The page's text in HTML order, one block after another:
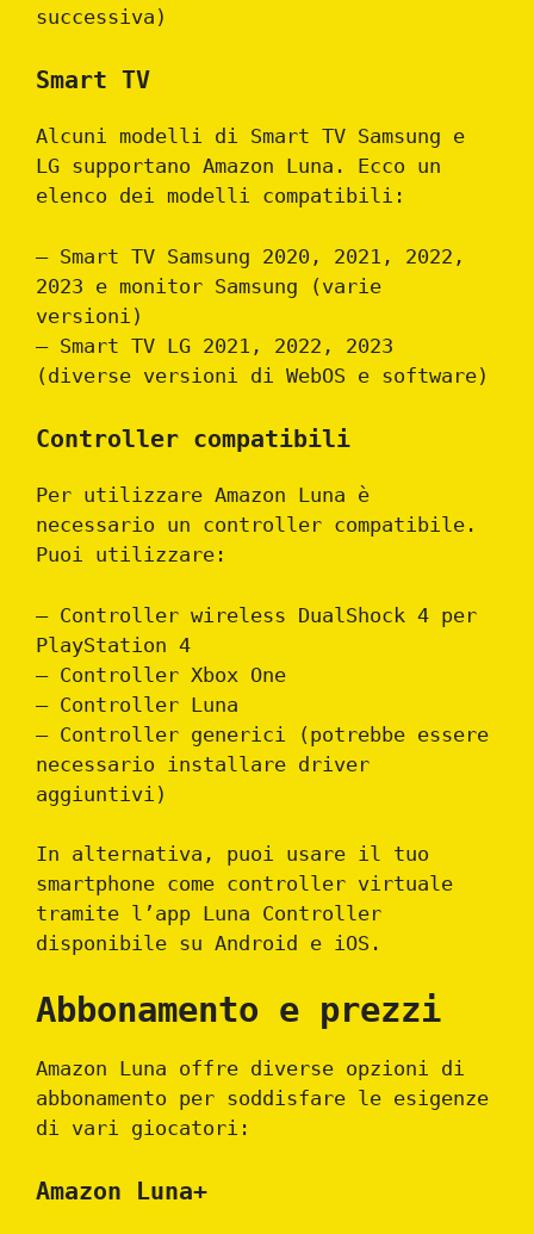
successiva)
Smart TV
Alcuni modelli di Smart TV Samsung e
LG supportano Amazon Luna. Ecco un
elenco dei modelli compatibili:
– Smart TV Samsung 2020, 2021, 2022,
2023 e monitor Samsung (varie
versioni)
– Smart TV LG 2021, 2022, 2023
(diverse versioni di WebOS e software)
Controller compatibili
Per utilizzare Amazon Luna è
necessario un controller compatibile.
Puoi utilizzare:
– Controller wireless DualShock 4 per
PlayStation 4
– Controller Xbox One
– Controller Luna
– Controller generici (potrebbe essere
necessario installare driver
aggiuntivi)
In alternativa, puoi usare il tuo
smartphone come controller virtuale
tramite l’app Luna Controller
disponibile su Android e iOS.
Abbonamento e prezzi
Amazon Luna offre diverse opzioni di
abbonamento per soddisfare le esigenze
di vari giocatori:
Amazon Luna+